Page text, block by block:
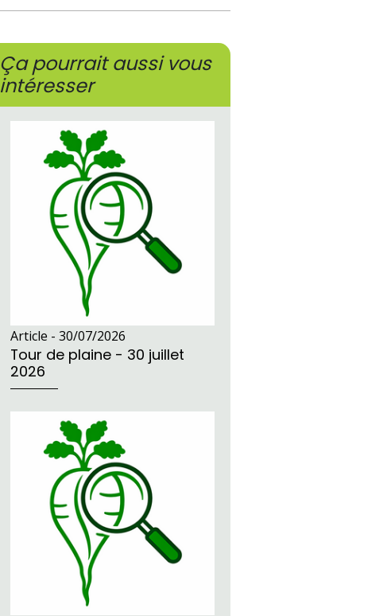
Ça pourrait aussi vous
intéresser
Article -30/07/2026
Tour de plaine - 30 juillet
2026